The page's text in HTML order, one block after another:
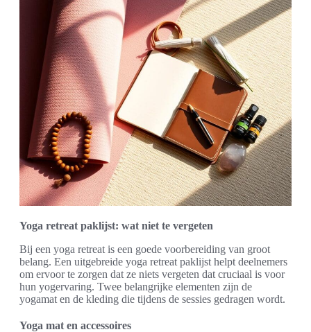
Yoga retreat paklijst: wat niet te vergeten
Bij een yoga retreat is een goede voorbereiding van groot
belang. Een uitgebreide yoga retreat paklijst helpt deelnemers
om ervoor te zorgen dat ze niets vergeten dat cruciaal is voor
hun yogervaring. Twee belangrijke elementen zijn de
yogamat en de kleding die tijdens de sessies gedragen wordt.
Yoga mat en accessoires